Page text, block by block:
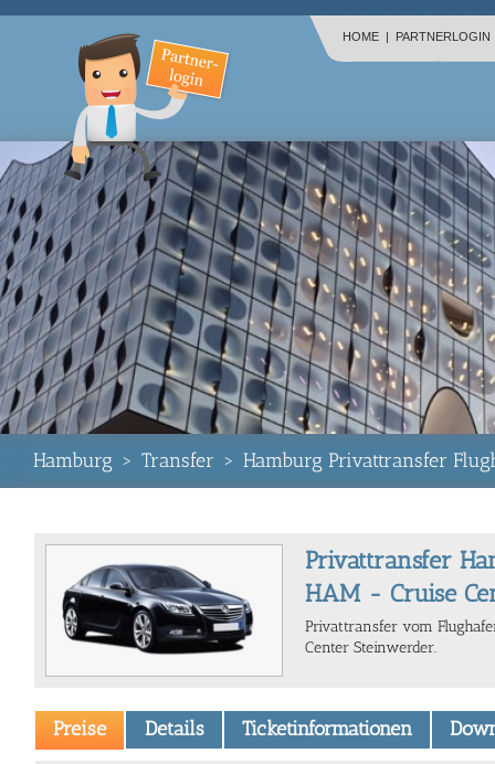
HOME | PARTNERLOGIN
Hamburg > Transfer > Hamburg Privattransfer
Privattransfer
HAM - Cruise
Privattransfer vom
Center Steinwerder.
Preise Details Ticketinformationen